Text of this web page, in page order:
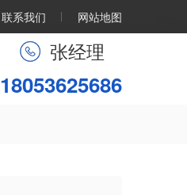
联系我们 网站地图
张经理
18053625686